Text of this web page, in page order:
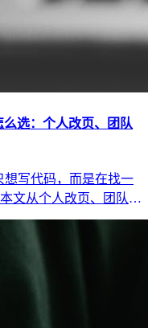
选：个人改页、团队
写代码，而是在找一
文从个人改页、团队协
辑器与在线网页制作